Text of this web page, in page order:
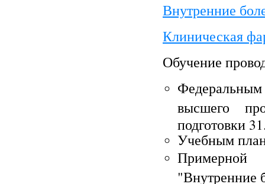
Внутренние
Клиническая
Обучение
высшего
подготовки
Учебным
Примерной
"Внутренние